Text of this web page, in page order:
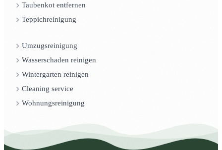
Taubenkot entfernen
Teppichreinigung
Umzugsreinigung
Wasserschaden reinigen
Wintergarten reinigen
Cleaning service
Wohnungsreinigung